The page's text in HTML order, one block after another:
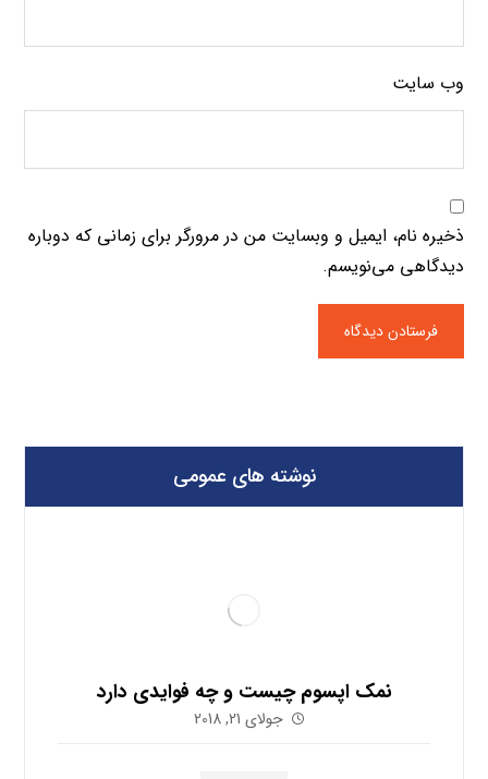
وب‌ سایت
ذخیره نام، ایمیل و وبسایت من در مرورگر برای زمانی که دوباره
دیدگاهی می‌نویسم.
نوشته های عمومی
نمک اپسوم چیست و چه فوایدی دارد
جولای 21, 2018